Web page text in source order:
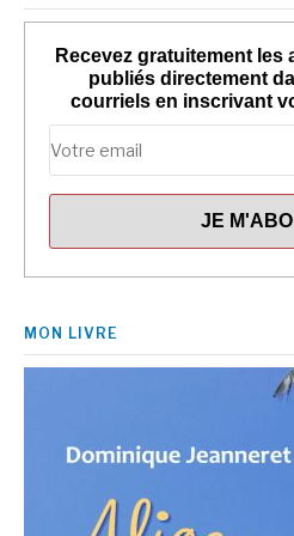
Recevez gratuitement les
publiés directement
courriels en inscrivant
MON LIVRE